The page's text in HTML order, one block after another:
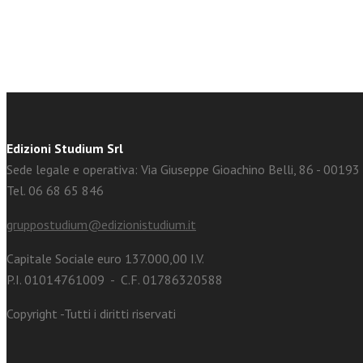
Edizioni Studium Srl
Sede legale e operativa: Via Giuseppe Gioachino Belli, 86 - 00193
Tel. 06 68 65 846
gruppostudium@edizionistudium.it
Capitale Sociale euro 137.000,00 I.V.
P.I. 01014761009 - C.F. 01786320588
Copyright -Tutti i diritti riservati